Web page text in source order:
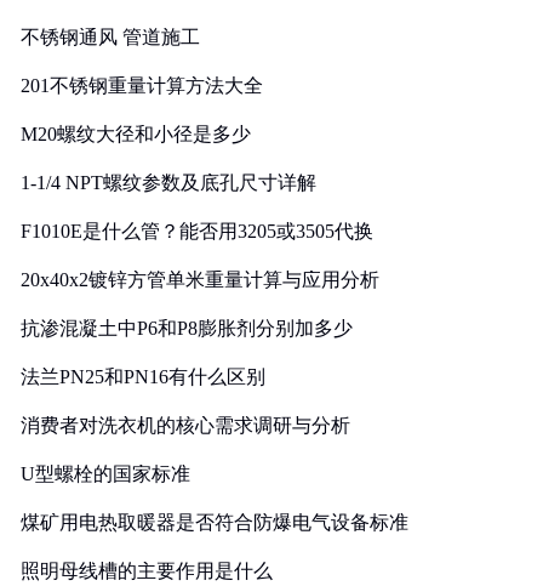
不锈钢通风 管道施工
201不锈钢重量计算方法大全
M20螺纹大径和小径是多少
1-1/4 NPT螺纹参数及底孔尺寸详解
F1010E是什么管？能否用3205或3505代换
20x40x2镀锌方管单米重量计算与应用分析
抗渗混凝土中P6和P8膨胀剂分别加多少
法兰PN25和PN16有什么区别
消费者对洗衣机的核心需求调研与分析
U型螺栓的国家标准
煤矿用电热取暖器是否符合防爆电气设备标准
照明母线槽的主要作用是什么